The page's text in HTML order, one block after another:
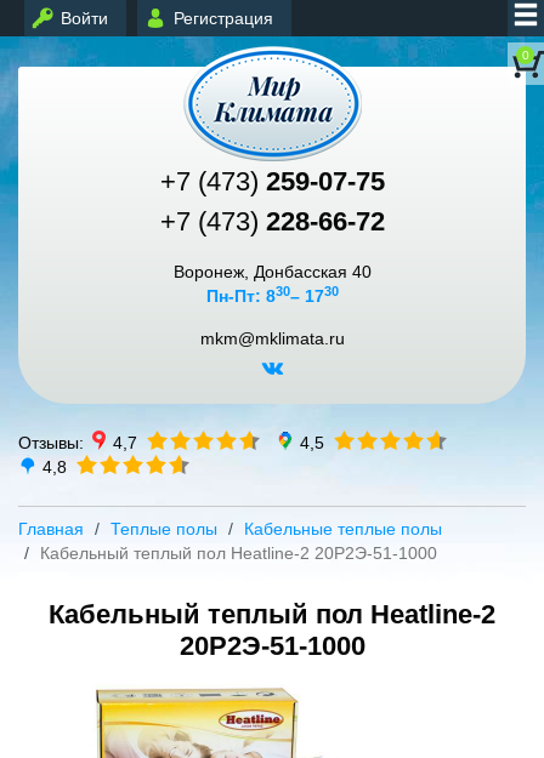
Войти Регистрация
0
+7 (473) 259-07-75
+7 (473) 228-66-72
Воронеж, Донбасская 40
Пн-Пт: 830– 1730
mkm@mklimata.ru
Отзывы: 4,7
4,5
4,8
Главная Теплые полы
Кабельные теплые полы
Кабельный теплый пол Heatline-2 20Р2Э-51-1000
Кабельный теплый пол Heatline-2
20Р2Э-51-1000